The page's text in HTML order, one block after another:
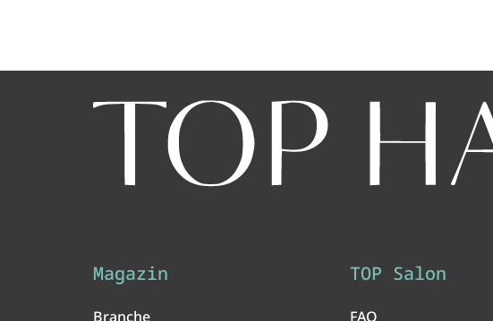
Magazin
Branche
TOP Salon
FAQ